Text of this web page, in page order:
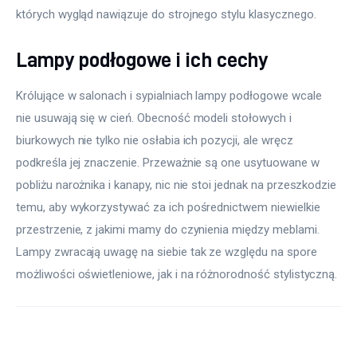
których wygląd nawiązuje do strojnego stylu klasycznego.
Lampy podłogowe i ich cechy
Królujące w salonach i sypialniach lampy podłogowe wcale
nie usuwają się w cień. Obecność modeli stołowych i
biurkowych nie tylko nie osłabia ich pozycji, ale wręcz
podkreśla jej znaczenie. Przeważnie są one usytuowane w
pobliżu narożnika i kanapy, nic nie stoi jednak na przeszkodzie
temu, aby wykorzystywać za ich pośrednictwem niewielkie
przestrzenie, z jakimi mamy do czynienia między meblami.
Lampy zwracają uwagę na siebie tak ze względu na spore
możliwości oświetleniowe, jak i na różnorodność stylistyczną.